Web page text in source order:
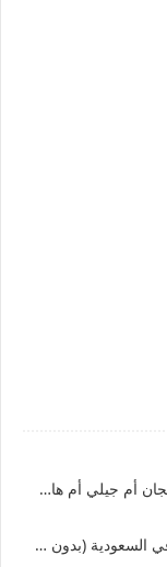
أفضل السيارات الصينية 2026.. هل تتفوق شانجان أم جيلي أم هافال؟ مقارنة الأسعار والمواصفات والقيمة مقابل السعر
🟡 أسعار بيع الذهب المستعمل عيار 21 اليوم في السعودية (بدون مصنعية)